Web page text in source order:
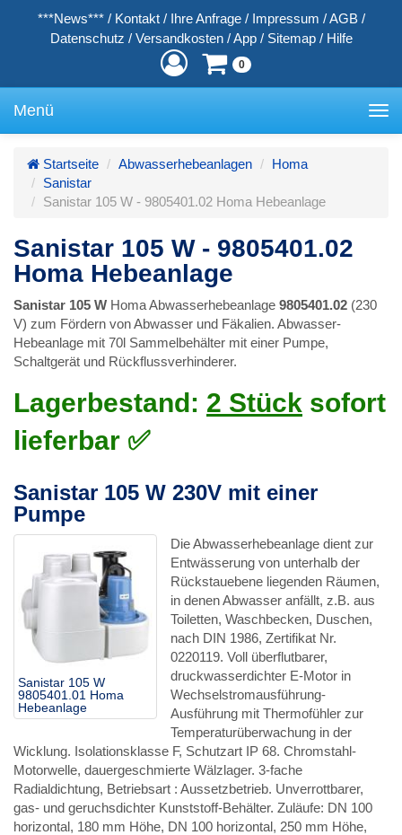
***News*** / Kontakt / Ihre Anfrage / Impressum / AGB /
Datenschutz / Versandkosten / App / Sitemap / Hilfe
0
Menü
Startseite Abwasserhebeanlagen
Homa
Sanistar
Sanistar 105 W - 9805401.02 Homa Hebeanlage
Sanistar 105 W - 9805401.02
Homa Hebeanlage
Sanistar 105 W Homa Abwasserhebeanlage 9805401.02 (230
V) zum Fördern von Abwasser und Fäkalien. Abwasser-
Hebeanlage mit 70l Sammelbehälter mit einer Pumpe,
Schaltgerät und Rückflussverhinderer.
Lagerbestand: 2 Stück sofort
lieferbar ✅
Sanistar 105 W 230V mit einer
Pumpe
Sanistar 105 W
9805401.01 Homa
Hebeanlage
Die Abwasserhebeanlage dient zur
Entwässerung von unterhalb der
Rückstauebene liegenden Räumen,
in denen Abwasser anfällt, z.B. aus
Toiletten, Waschbecken, Duschen,
nach DIN 1986, Zertifikat Nr.
0220119. Voll überflutbarer,
druckwasserdichter E-Motor in
Wechselstromausführung-
Ausführung mit Thermofühler zur
Temperaturüberwachung in der
Wicklung. Isolationsklasse F, Schutzart IP 68. Chromstahl-
Motorwelle, dauergeschmierte Wälzlager. 3-fache
Radialdichtung, Betriebsart : Aussetzbetrieb. Unverrottbarer,
gas- und geruchsdichter Kunststoff-Behälter. Zuläufe: DN 100
horizontal, 180 mm Höhe, DN 100 horizontal, 250 mm Höhe,